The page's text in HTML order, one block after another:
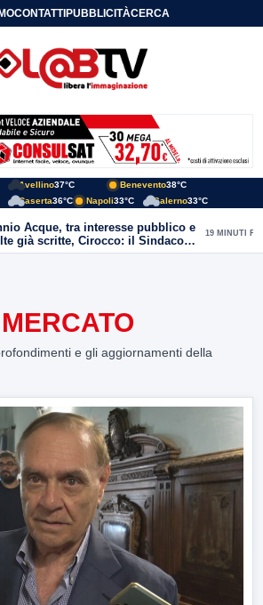
CONTATTIPUBBLICITÀCERCA
Avellino37°C Benevento38°C
Caserta36°C Napoli33°C Salerno33°C
Acque, tra interesse pubblico e
già scritte, Cirocco: il Sindaco
chiara la posizione di Molinara
19 MINUTI FA
e gli aggiornamenti della